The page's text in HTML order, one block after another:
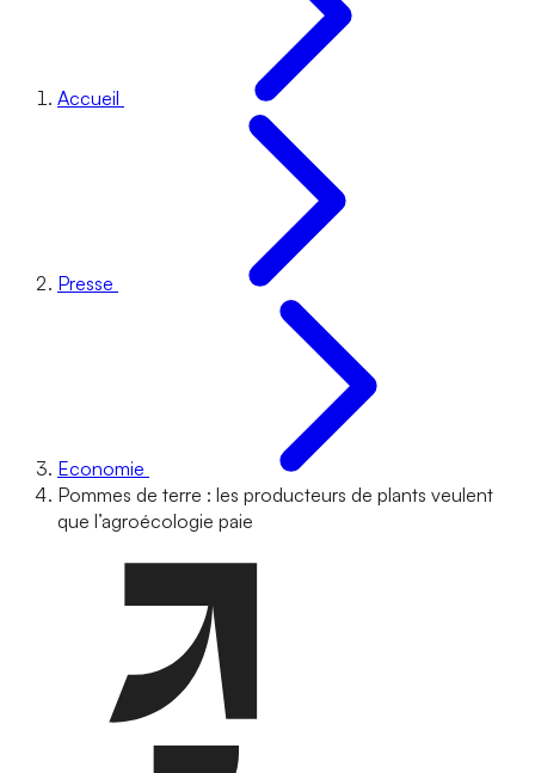
Accueil
Presse
Economie
Pommes de terre : les producteurs de plants veulent
que l’agroécologie paie